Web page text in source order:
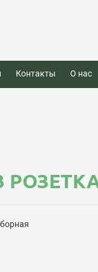
Контакты О нас